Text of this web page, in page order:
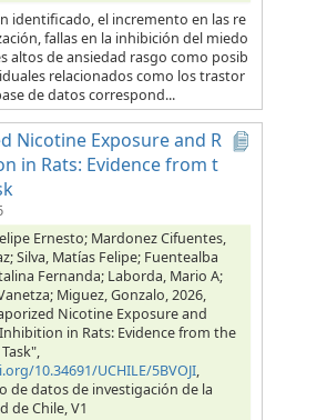
identificado, el incremento en las re
fallas en la inhibición del miedo
altos de ansiedad rasgo como posib
relacionados como los trastor
de datos correspond...
Nicotine Exposure and R
in Rats: Evidence from t
Ernesto; Mardonez Cifuentes,
Silva, Matías Felipe; Fuentealba
Fernanda; Laborda, Mario A;
Miguez, Gonzalo, 2026,
Nicotine Exposure and
in Rats: Evidence from the
10.34691/UCHILE/5BVOJI,
de datos de investigación de la
de Chile, V1